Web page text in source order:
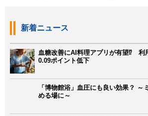
新着ニュース
血糖改善にAI料理アプリが有望⁉ 利
0.09ポイント低下
「博物館浴」血圧にも良い効果？ ～
める場に～